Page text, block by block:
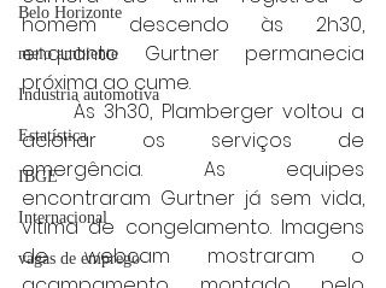
Belo Horizonte
meio ambiente
Industria automotiva
Estatística
IBGE
Internacional
vagas de emprego
homem descendo às 2h30,
enquanto Gurtner permanecia
próxima ao cume.
	Às 3h30, Plamberger voltou a
acionar os serviços de
emergência. As equipes
encontraram Gurtner já sem vida,
vítima de congelamento. Imagens
de webcam mostraram o